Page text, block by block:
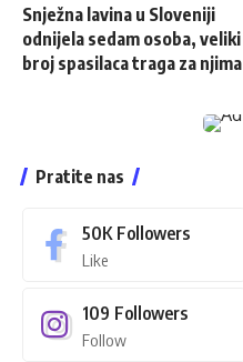
Snježna lavina u Sloveniji
odnijela sedam osoba, veliki
broj spasilaca traga za njima
Pratite nas
50K Followers
Like
109 Followers
Follow